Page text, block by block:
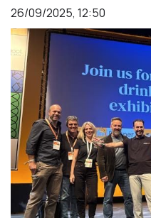
26/09/2025, 12:50